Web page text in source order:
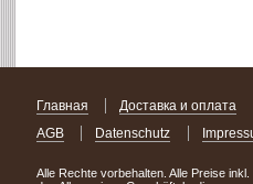
Главная Доставка и оплата
AGB
Datenschutz
Alle Rechte vorbehalten. Alle Preise